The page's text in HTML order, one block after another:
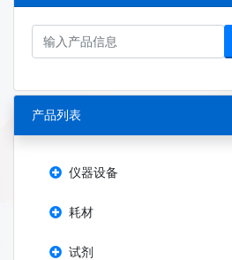
产品列表
仪器设备
耗材
试剂